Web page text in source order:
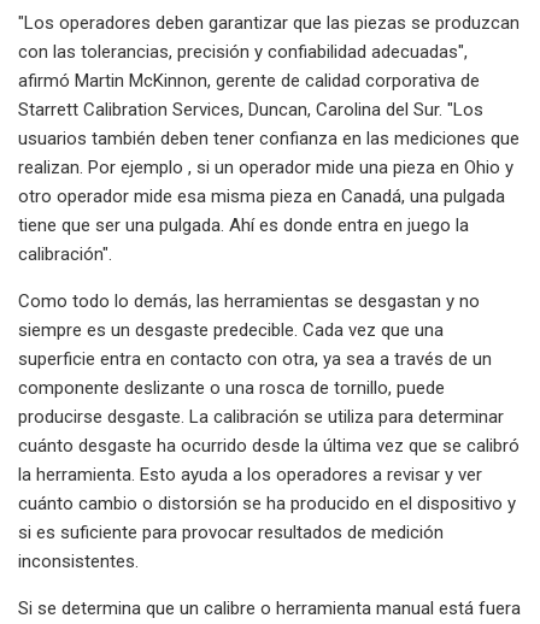
"Los operadores deben garantizar que las piezas se produzcan
con las tolerancias, precisión y confiabilidad adecuadas",
afirmó Martin McKinnon, gerente de calidad corporativa de
Starrett Calibration Services, Duncan, Carolina del Sur. "Los
usuarios también deben tener confianza en las mediciones que
realizan. Por ejemplo , si un operador mide una pieza en Ohio y
otro operador mide esa misma pieza en Canadá, una pulgada
tiene que ser una pulgada. Ahí es donde entra en juego la
calibración".
Como todo lo demás, las herramientas se desgastan y no
siempre es un desgaste predecible. Cada vez que una
superficie entra en contacto con otra, ya sea a través de un
componente deslizante o una rosca de tornillo, puede
producirse desgaste. La calibración se utiliza para determinar
cuánto desgaste ha ocurrido desde la última vez que se calibró
la herramienta. Esto ayuda a los operadores a revisar y ver
cuánto cambio o distorsión se ha producido en el dispositivo y
si es suficiente para provocar resultados de medición
inconsistentes.
Si se determina que un calibre o herramienta manual está fuera